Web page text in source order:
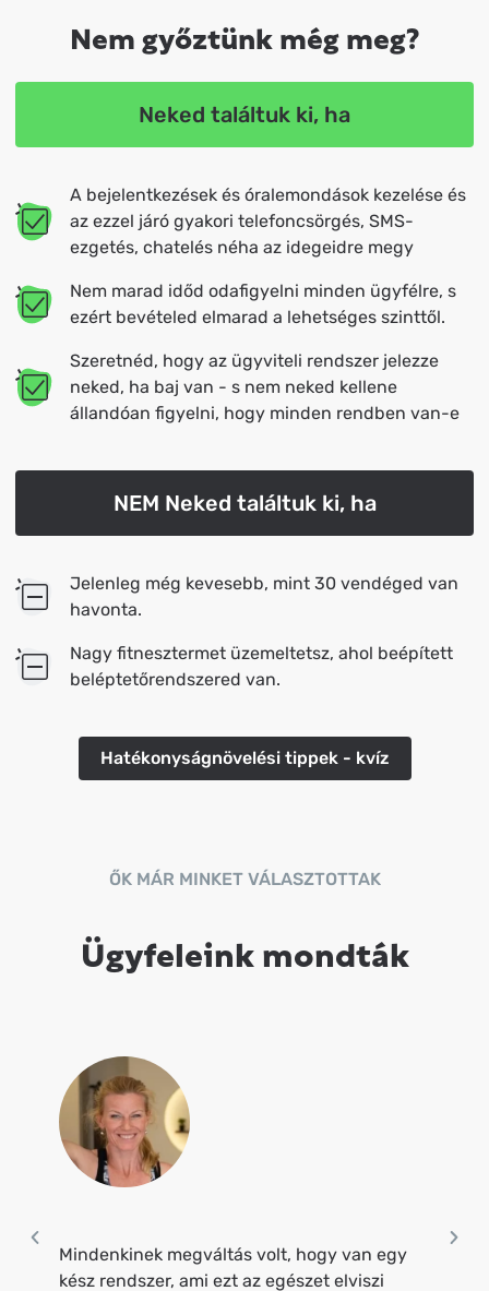
Nem győztünk még meg?
Neked találtuk ki, ha
A bejelentkezések és óralemondások kezelése és
az ezzel járó gyakori telefoncsörgés, SMS-
ezgetés, chatelés néha az idegeidre megy
Nem marad időd odafigyelni minden ügyfélre, s
ezért bevételed elmarad a lehetséges szinttől.
Szeretnéd, hogy az ügyviteli rendszer jelezze
neked, ha baj van - s nem neked kellene
állandóan figyelni, hogy minden rendben van-e
NEM Neked találtuk ki, ha
Jelenleg még kevesebb, mint 30 vendéged van
havonta.
Nagy fitnesztermet üzemeltetsz, ahol beépített
beléptetőrendszered van.
Hatékonyságnövelési tippek - kvíz
ŐK MÁR MINKET VÁLASZTOTTAK
Ügyfeleink mondták
Mindenkinek megváltás volt, hogy van egy
kész rendszer, ami ezt az egészet elviszi